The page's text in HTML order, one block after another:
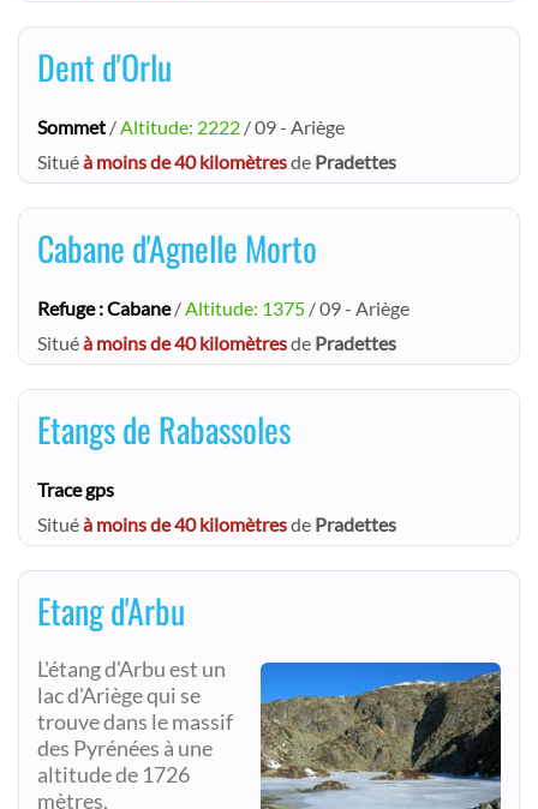
Dent d'Orlu
Sommet /Altitude: 2222 / 09 - Ariège
Situéà moins de 40 kilomètresde Pradettes
Cabane d'Agnelle Morto
Refuge : Cabane/Altitude: 1375 / 09 - Ariège
Situéà moins de 40 kilomètresde Pradettes
Etangs de Rabassoles
Trace gps
Situéà moins de 40 kilomètresde Pradettes
Etang d'Arbu
L'étang d'Arbu est un
lac d'Ariège qui se
trouve dans le massif
des Pyrénées à une
altitude de 1726
mètres.